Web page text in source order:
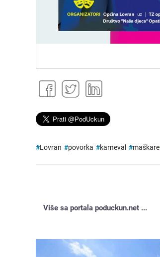
#Lovran #povorka #karneval #maškare
Više sa portala poduckun.net ...